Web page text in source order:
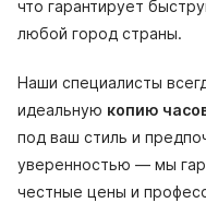
что гарантирует
любой город страны.
Наши специалисты
идеальную копию
под ваш стиль и
уверенностью — мы
честные цены и